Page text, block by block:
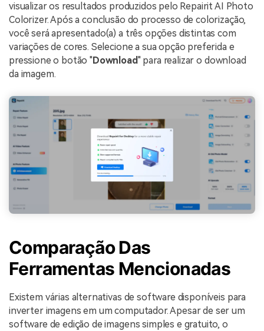
visualizar os resultados produzidos pelo Repairit AI Photo
Colorizer. Após a conclusão do processo de colorização,
você será apresentado(a) a três opções distintas com
variações de cores. Selecione a sua opção preferida e
pressione o botão "Download" para realizar o download
da imagem.
Comparação Das
Ferramentas Mencionadas
Existem várias alternativas de software disponíveis para
inverter imagens em um computador. Apesar de ser um
software de edição de imagens simples e gratuito, o